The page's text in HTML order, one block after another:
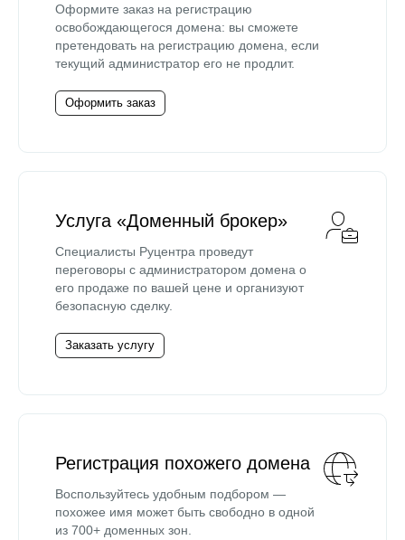
Оформите заказ на регистрацию
освобождающегося домена: вы сможете
претендовать на регистрацию домена, если
текущий администратор его не продлит.
Оформить заказ
Услуга «Доменный брокер»
Специалисты Руцентра проведут
переговоры с администратором домена о
его продаже по вашей цене и организуют
безопасную сделку.
Заказать услугу
Регистрация похожего домена
Воспользуйтесь удобным подбором —
похожее имя может быть свободно в одной
из 700+ доменных зон.